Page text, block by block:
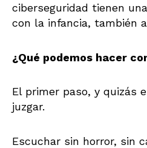
ciberseguridad tienen
con la infancia, también
¿Qué podemos hacer
El primer paso, y quizás
juzgar.
Escuchar sin horror, sin